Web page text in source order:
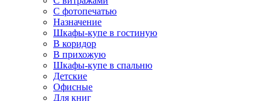
С фотопечатью
Назначение
Шкафы-купе в гостиную
В коридор
В прихожую
Шкафы-купе в спальню
Детские
Офисные
Для книг